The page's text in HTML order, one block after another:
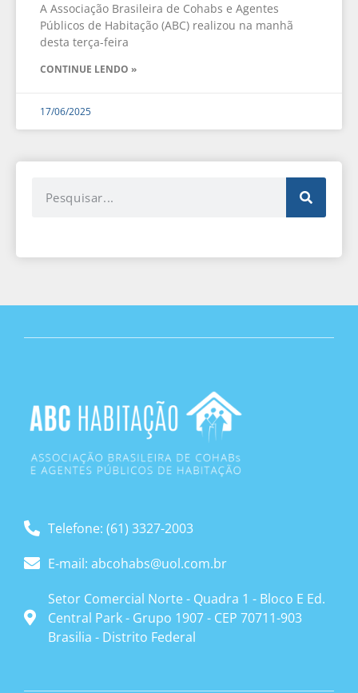
A Associação Brasileira de Cohabs e Agentes
Públicos de Habitação (ABC) realizou na manhã
desta terça-feira
CONTINUE LENDO »
17/06/2025
Telefone: (61) 3327-2003
E-mail: abcohabs@uol.com.br
Setor Comercial Norte - Quadra 1 - Bloco E Ed.
Central Park - Grupo 1907 - CEP 70711-903
Brasilia - Distrito Federal